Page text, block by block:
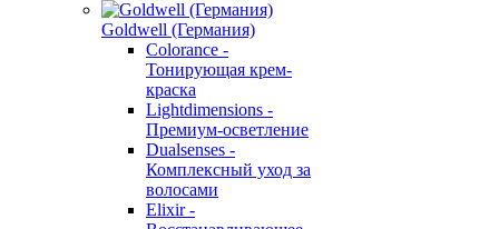
Goldwell (Германия)
Colorance -
Тонирующая крем-
краска
Lightdimensions -
Премиум-осветление
Dualsenses -
Комплексный уход за
волосами
Elixir -